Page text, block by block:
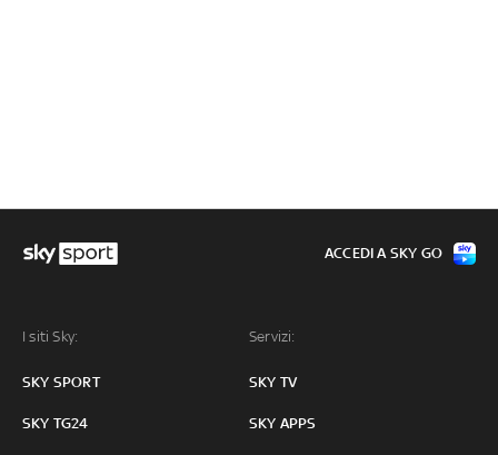
I siti Sky:
SKY SPORT
SKY TG24
Servizi:
SKY TV
SKY APPS
ACCEDI A SKY GO